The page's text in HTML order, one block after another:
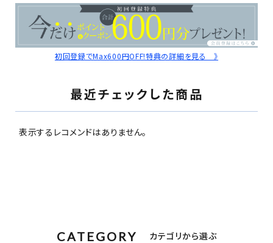
初回登録でMax600円OFF!特典の詳細を見る 》
最近チェックした商品
表示するレコメンドはありません。
CATEGORY カテゴリから選ぶ